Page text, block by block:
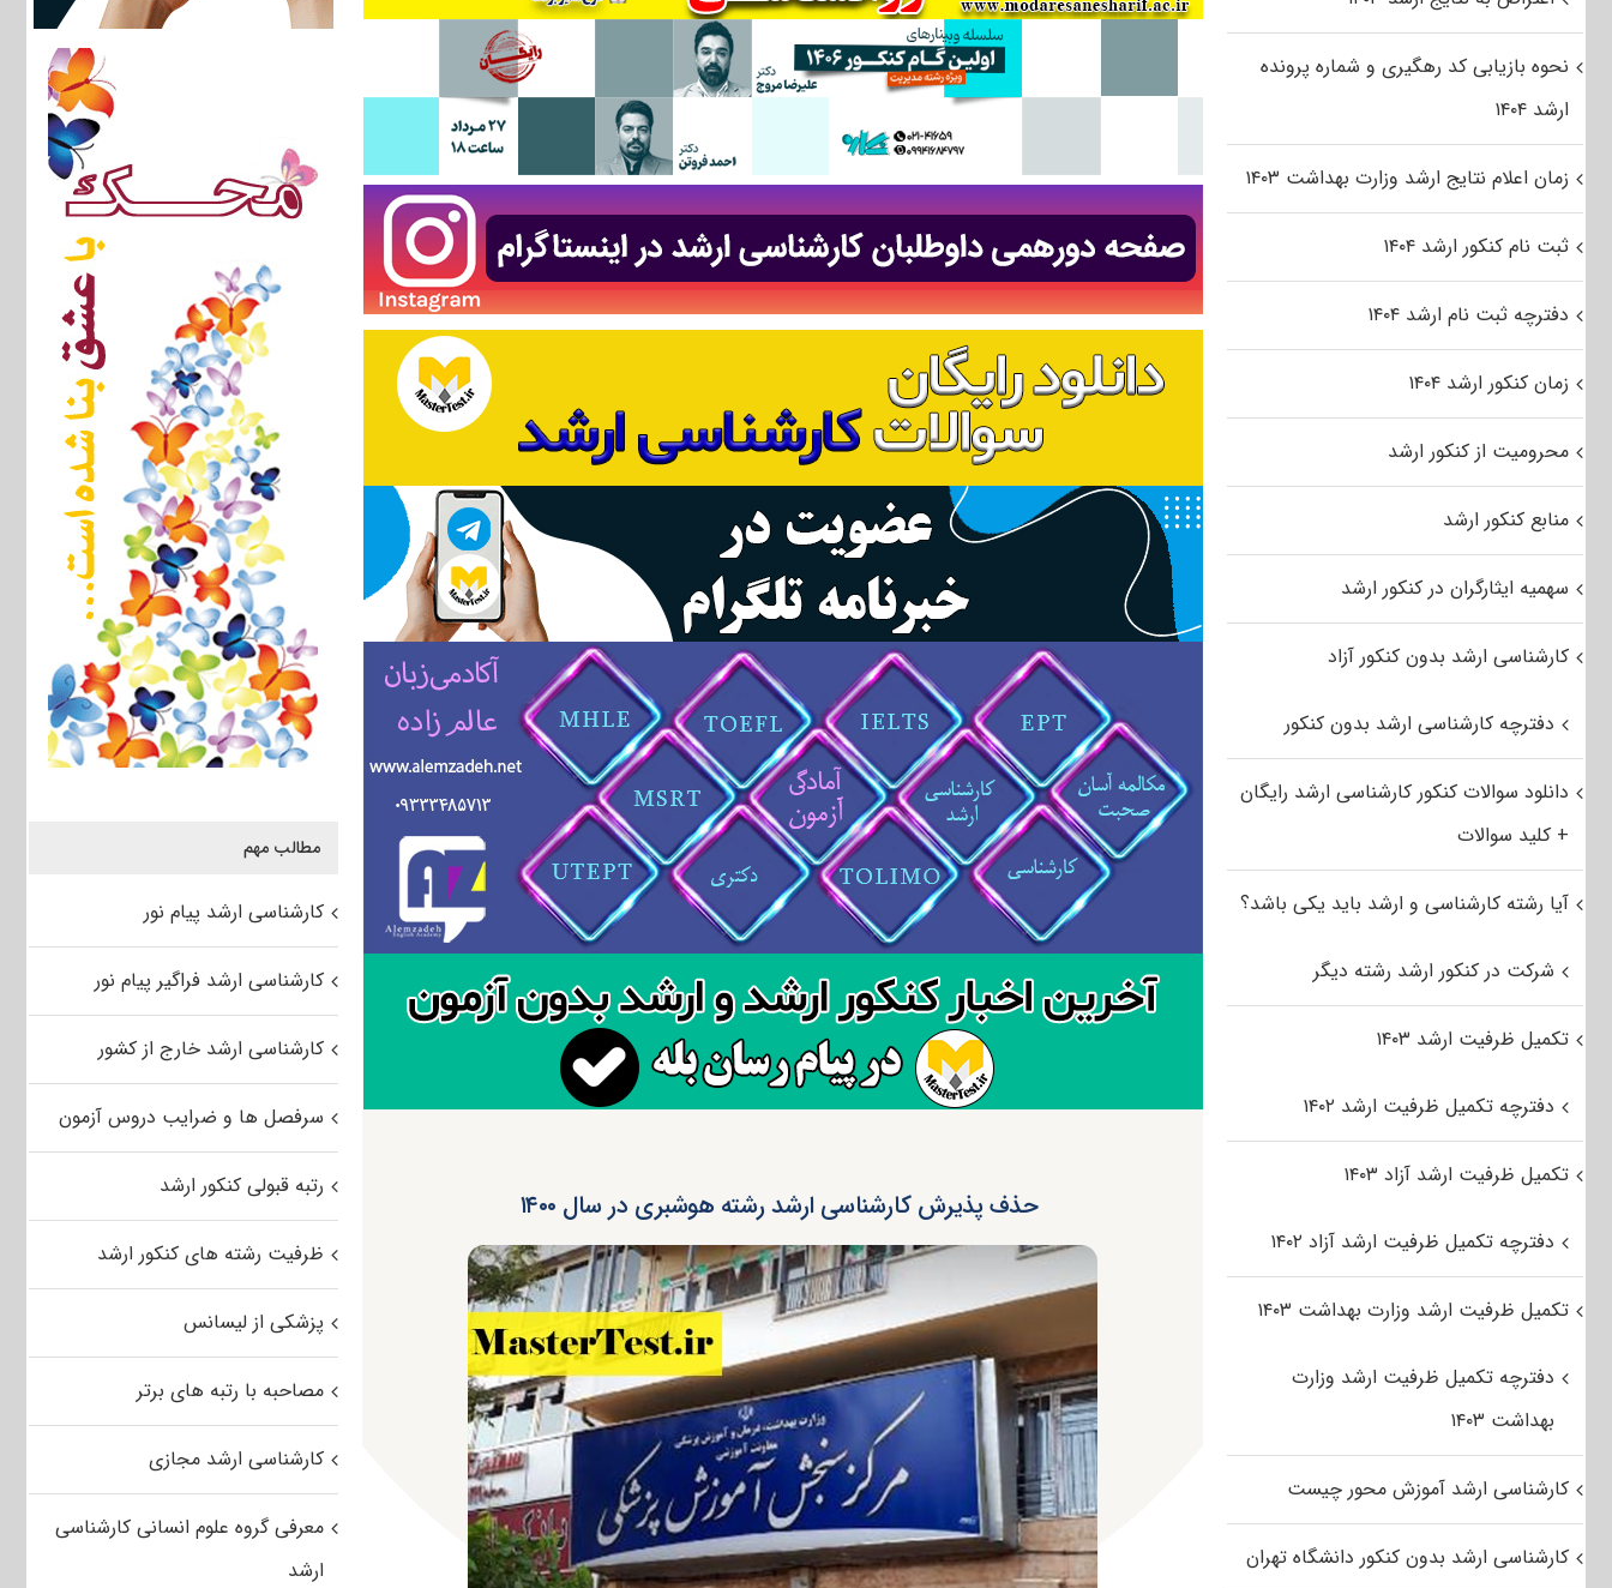
حذف پذیرش کارشناسی ارشد رشته هوشبری در سال ۱۴۰۰
مطالب مهم
کارشناسی ارشد پیام نور
کارشناسی ارشد فراگیر پیام نور
کارشناسی ارشد خارج از کشور
سرفصل ها و ضرایب دروس آزمون
رتبه قبولی کنکور ارشد
ظرفیت رشته های کنکور ارشد
پزشکی از لیسانس
مصاحبه با رتبه های برتر
کارشناسی ارشد مجازی
معرفی گروه علوم انسانی کارشناسی
ارشد
نحوه بازیابی کد رهگیری و شماره پرونده
ارشد ۱۴۰۴
زمان اعلام نتایج ارشد وزارت بهداشت ۱۴۰۳
ثبت نام کنکور ارشد ۱۴۰۴
دفترچه ثبت نام ارشد ۱۴۰۴
زمان کنکور ارشد ۱۴۰۴
محرومیت از کنکور ارشد
منابع کنکور ارشد
سهمیه ایثارگران در کنکور ارشد
کارشناسی ارشد بدون کنکور آزاد
دفترچه کارشناسی ارشد بدون کنکور
دانلود سوالات کنکور کارشناسی ارشد رایگان
+ کلید سوالات
آیا رشته کارشناسی و ارشد باید یکی باشد؟
شرکت در کنکور ارشد رشته دیگر
تکمیل ظرفیت ارشد ۱۴۰۳
دفترچه تکمیل ظرفیت ارشد ۱۴۰۲
تکمیل ظرفیت ارشد آزاد ۱۴۰۳
دفترچه تکمیل ظرفیت ارشد آزاد ۱۴۰۲
تکمیل ظرفیت ارشد وزارت بهداشت ۱۴۰۳
دفترچه تکمیل ظرفیت ارشد وزارت
بهداشت ۱۴۰۳
کارشناسی ارشد آموزش محور چیست
کارشناسی ارشد بدون کنکور دانشگاه تهران